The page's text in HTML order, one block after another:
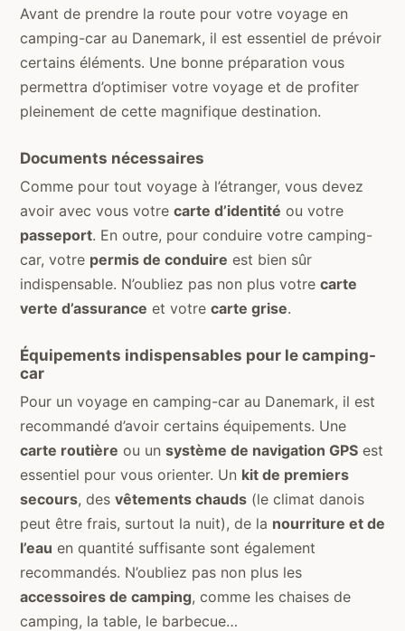
Avant de prendre la route pour votre voyage en
camping-car au Danemark, il est essentiel de prévoir
certains éléments. Une bonne préparation vous
permettra d’optimiser votre voyage et de profiter
pleinement de cette magnifique destination.
Documents nécessaires
Comme pour tout voyage à l’étranger, vous devez
avoir avec vous votre carte d’identité ou votre
passeport. En outre, pour conduire votre camping-
car, votre permis de conduire est bien sûr
indispensable. N’oubliez pas non plus votre carte
verte d’assurance et votre carte grise.
Équipements indispensables pour le camping-
car
Pour un voyage en camping-car au Danemark, il est
recommandé d’avoir certains équipements. Une
carte routière ou un système de navigation GPS est
essentiel pour vous orienter. Un kit de premiers
secours, des vêtements chauds (le climat danois
peut être frais, surtout la nuit), de la nourriture et de
l’eau en quantité suffisante sont également
recommandés. N’oubliez pas non plus les
accessoires de camping, comme les chaises de
camping, la table, le barbecue…